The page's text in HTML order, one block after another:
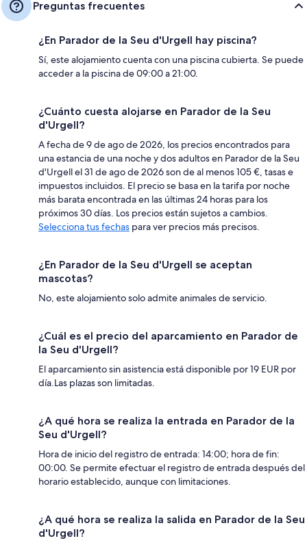
Preguntas frecuentes
¿En Parador de la Seu d'Urgell hay piscina?
Sí, este alojamiento cuenta con una piscina cubierta. Se puede
acceder a la piscina de 09:00 a 21:00.
¿Cuánto cuesta alojarse en Parador de la Seu
d'Urgell?
A fecha de 9 de ago de 2026, los precios encontrados para
una estancia de una noche y dos adultos en Parador de la Seu
d'Urgell el 31 de ago de 2026 son de al menos 105 €, tasas e
impuestos incluidos. El precio se basa en la tarifa por noche
más barata encontrada en las últimas 24 horas para los
próximos 30 días. Los precios están sujetos a cambios.
Selecciona tus fechas para ver precios más precisos.
¿En Parador de la Seu d'Urgell se aceptan
mascotas?
No, este alojamiento solo admite animales de servicio.
¿Cuál es el precio del aparcamiento en Parador de
la Seu d'Urgell?
El aparcamiento sin asistencia está disponible por 19 EUR por
día.Las plazas son limitadas.
¿A qué hora se realiza la entrada en Parador de la
Seu d'Urgell?
Hora de inicio del registro de entrada: 14:00; hora de fin:
00:00. Se permite efectuar el registro de entrada después del
horario establecido, aunque con limitaciones.
¿A qué hora se realiza la salida en Parador de la Seu
d'Urgell?